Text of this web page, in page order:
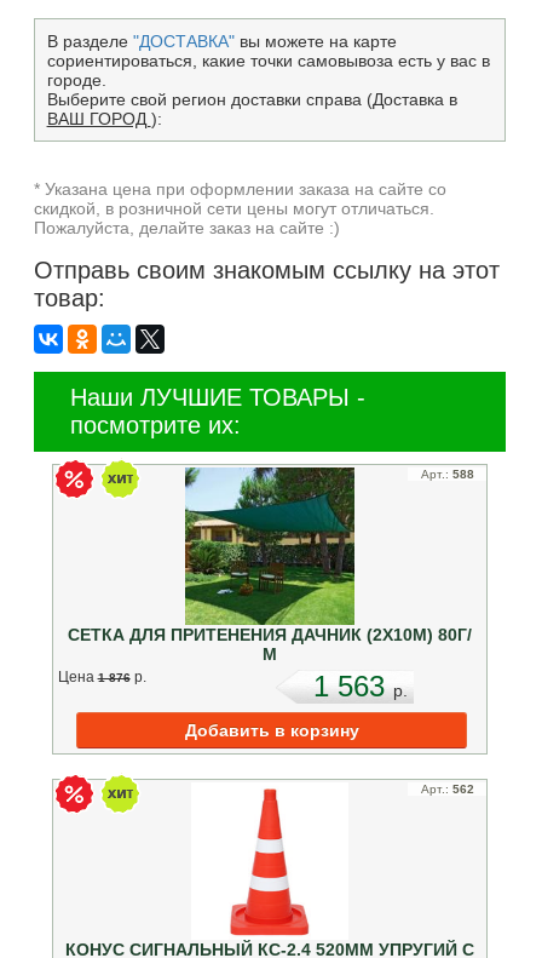
В разделе "ДОСТАВКА"вы можете на карте
сориентироваться, какие точки самовывоза есть у вас в
городе.
Выберите свой регион доставки справа (Доставка в
ВАШ ГОРОД ):
* Указана цена при оформлении заказа на сайте со
скидкой, в розничной сети цены могут отличаться.
Пожалуйста, делайте заказ на сайте :)
Отправь своим знакомым ссылку на этот
товар:
Наши ЛУЧШИЕ ТОВАРЫ -
посмотрите их:
Арт.: 588
СЕТКА ДЛЯ ПРИТЕНЕНИЯ ДАЧНИК (2Х10М) 80Г/
М
Цена 1 876 p. 1 563p.
Арт.: 562
КОНУС СИГНАЛЬНЫЙ КС-2.4 520ММ УПРУГИЙ С